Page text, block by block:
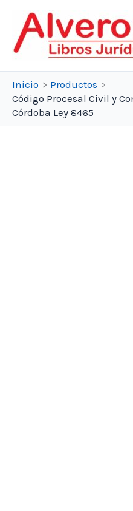
contenido
Inicio
Productos
Código Procesal Civil y
Córdoba Ley 8465